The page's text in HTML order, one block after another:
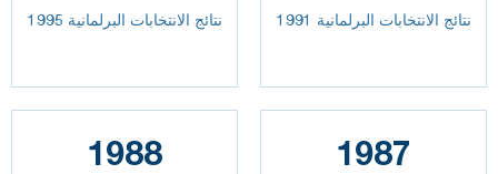
نتائج الانتخابات البرلمانية 1995 نتائج الانتخابات البرلمانية 1991
1988 1987